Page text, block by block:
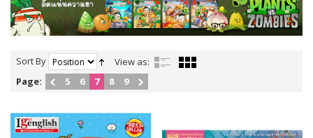
Sort By
View as:
Page:
5 6 7 8 9